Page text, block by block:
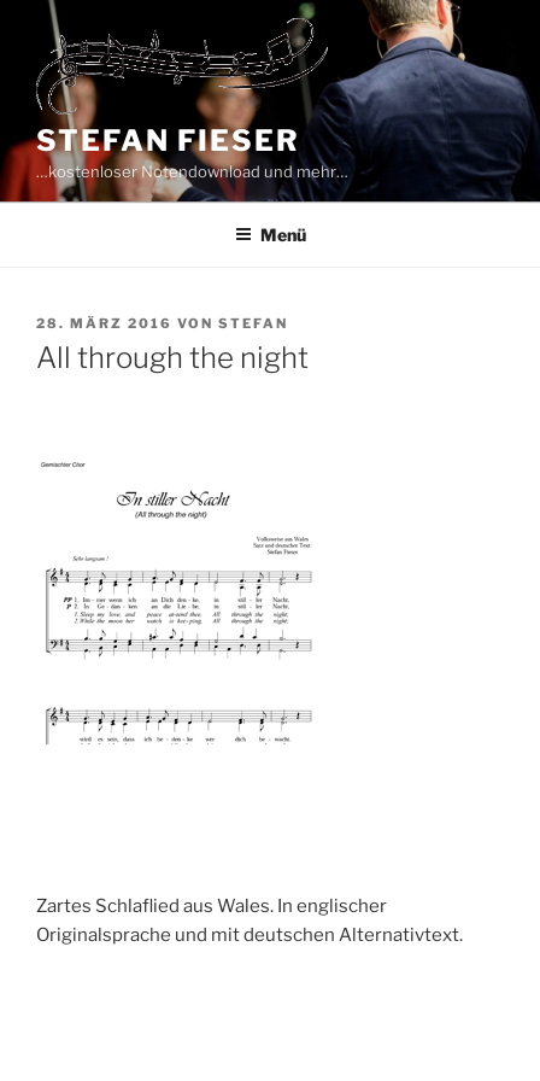
springen
STEFAN FIESER
…kostenloser Notendownload und mehr…
Menü
VERÖFFENTLICHT
AM
28. MÄRZ 2016 VON STEFAN
All through the night
Zartes Schlaflied aus Wales. In englischer
Originalsprache und mit deutschen Alternativtext.